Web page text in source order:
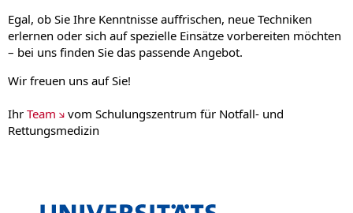
Egal, ob Sie Ihre Kenntnisse auffrischen, neue Techniken
erlernen oder sich auf spezielle Einsätze vorbereiten möchten
– bei uns finden Sie das passende Angebot.
Wir freuen uns auf Sie!
Ihr Team
vom Schulungszentrum für Notfall- und
Rettungsmedizin